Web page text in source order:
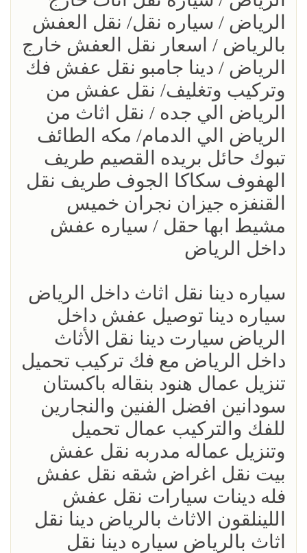
الرياض / سياره نقل/ نقل العفش
بالرياض / اسعار نقل العفش خارج
الرياض / دينا جامبو نقل عفش فك
وتركيب وتغليف/ نقل عفش من
الرياض الي جده / نقل اثاث من
الرياض الي الدمام/ مكه الطائف
تبوك حائل بريده القصيم طريف
الهفوف سكاكا الجوف طريف نقل
القنفزه جيزان نجران خميس
مشيط ابها حقل / سياره عفش
داخل الرياض
سياره دينا نقل اثاث داخل الرياض
سياره دينا توصيل عفش داخل
الرياض سيارت دينا نقل الأثاث
داخل الرياض مع فك تركيب تحميل
تنزيل عمال هنود بنقاله باكستان
سودانين افضل الفنين والنجارين
للفك والتركيب عمال تحميل
وتنزيل عماله مدربه نقل عفش
بيت نقل اغراض شقه نقل عفش
فله دينات سيارات نقل عفش
اللينلقون الاثاث بالرياض دينا نقل
اثاث بالرياض سياره دينا نقل